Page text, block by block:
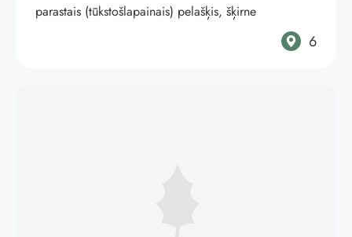
parastais (tūkstošlapainais) pelašķis, šķirne
6